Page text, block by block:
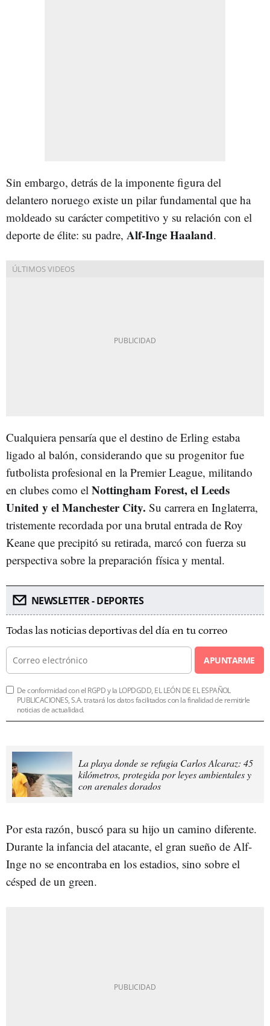
Sin embargo, detrás de la imponente figura del
delantero noruego existe un pilar fundamental que ha
moldeado su carácter competitivo y su relación con el
deporte de élite: su padre, Alf-Inge Haaland.
Cualquiera pensaría que el destino de Erling estaba
ligado al balón, considerando que su progenitor fue
futbolista profesional en la Premier League, militando
en clubes como el Nottingham Forest, el Leeds
United y el Manchester City. Su carrera en Inglaterra,
tristemente recordada por una brutal entrada de Roy
Keane que precipitó su retirada, marcó con fuerza su
perspectiva sobre la preparación física y mental.
NEWSLETTER - DEPORTES
Todas las noticias deportivas del día en tu correo
APUNTARME
De conformidad con el RGPD y la LOPDGDD, EL LEÓN DE EL ESPAÑOL
PUBLICACIONES, S.A. tratará los datos facilitados con la finalidad de remitirle
noticias de actualidad.
La playa donde se refugia Carlos Alcaraz: 45
kilómetros, protegida por leyes ambientales y
con arenales dorados
Por esta razón, buscó para su hijo un camino diferente.
Durante la infancia del atacante, el gran sueño de Alf-
Inge no se encontraba en los estadios, sino sobre el
césped de un green.